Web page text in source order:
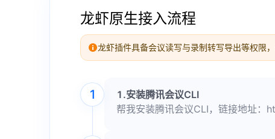
龙虾原生接入流程
龙虾插件具备会议读写与录制转写导出等权限
1
1.安装腾讯会议CLI
帮我安装腾讯会议CLI，链接地址